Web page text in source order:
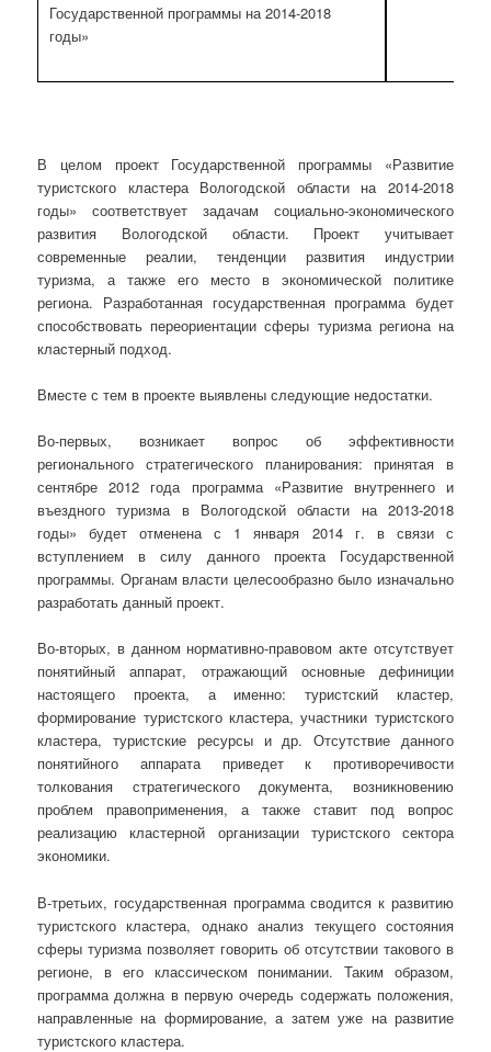
Государственной программы на 2014-2018
годы»
В целом проект Государственной программы «Развитие
туристского кластера Вологодской области на 2014-2018
годы» соответствует задачам социально-экономического
развития Вологодской области. Проект учитывает
современные реалии, тенденции развития индустрии
туризма, а также его место в экономической политике
региона. Разработанная государственная программа будет
способствовать переориентации сферы туризма региона на
кластерный подход.
Вместе с тем в проекте выявлены следующие недостатки.
Во-первых, возникает вопрос об эффективности
регионального стратегического планирования: принятая в
сентябре 2012 года программа «Развитие внутреннего и
въездного туризма в Вологодской области на 2013-2018
годы» будет отменена с 1 января 2014 г. в связи с
вступлением в силу данного проекта Государственной
программы. Органам власти целесообразно было изначально
разработать данный проект.
Во-вторых, в данном нормативно-правовом акте отсутствует
понятийный аппарат, отражающий основные дефиниции
настоящего проекта, а именно: туристский кластер,
формирование туристского кластера, участники туристского
кластера, туристские ресурсы и др. Отсутствие данного
понятийного аппарата приведет к противоречивости
толкования стратегического документа, возникновению
проблем правоприменения, а также ставит под вопрос
реализацию кластерной организации туристского сектора
экономики.
В-третьих, государственная программа сводится к развитию
туристского кластера, однако анализ текущего состояния
сферы туризма позволяет говорить об отсутствии такового в
регионе, в его классическом понимании. Таким образом,
программа должна в первую очередь содержать положения,
направленные на формирование, а затем уже на развитие
туристского кластера.